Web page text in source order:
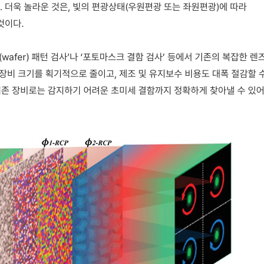
욱 놀라운 것은, 빛의 편광상태(우원편광 또는 좌원편광)에 따라
이다.
패턴 검사’나 ‘포토마스크 결함 검사’ 등에서 기존의 복잡한 렌
비 크기를 획기적으로 줄이고, 제조 및 유지보수 비용도 대폭 절감할
장비로는 감지하기 어려운 초미세 결함까지 정확하게 찾아낼 수 있어